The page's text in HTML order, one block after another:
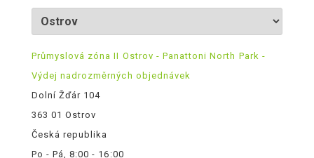
Průmyslová zóna II Ostrov - Panattoni North Park -
Výdej nadrozměrných objednávek
Dolní Žďár 104
363 01 Ostrov
Česká republika
Po - Pá, 8:00 - 16:00